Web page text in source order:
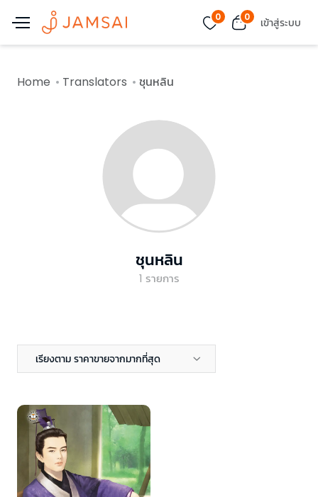
0 0 เข้าสู่ระบบ
Home Translators ชุนหลิน
ชุนหลิน
1 รายการ
เรียงตาม ราคาขายจากมากที่สุด